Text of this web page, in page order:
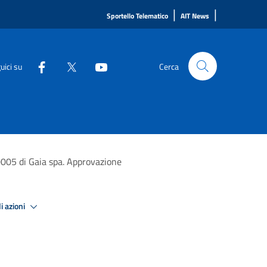
Sportello Telematico | AIT News |
su Cerca
di Gaia spa. Approvazione
azioni